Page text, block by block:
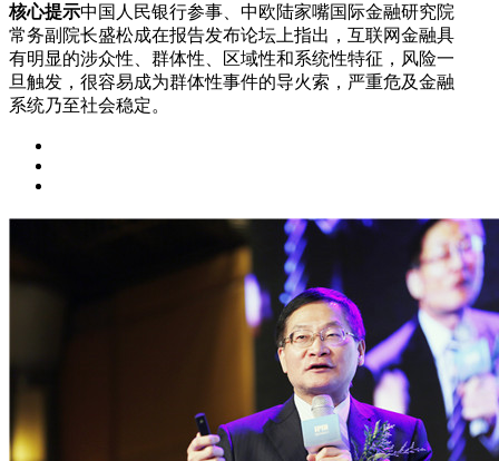
核心提示中国人民银行参事、中欧陆家嘴国际金融研究院
常务副院长盛松成在报告发布论坛上指出，互联网金融具
有明显的涉众性、群体性、区域性和系统性特征，风险一
旦触发，很容易成为群体性事件的导火索，严重危及金融
系统乃至社会稳定。